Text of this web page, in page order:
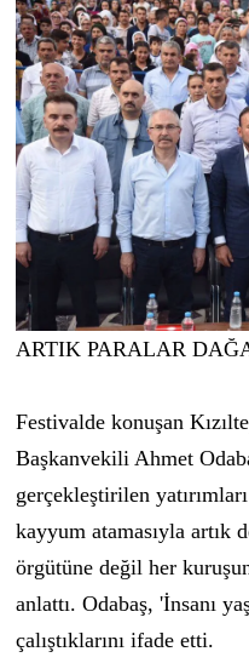
ARTIK PARALAR
Festivalde konuşan
Başkanvekili Ahmet
gerçekleştirilen
kayyum atamasıyla artık
örgütüne değil her
anlattı. Odabaş, 'İnsanı
çalıştıklarını ifade etti.